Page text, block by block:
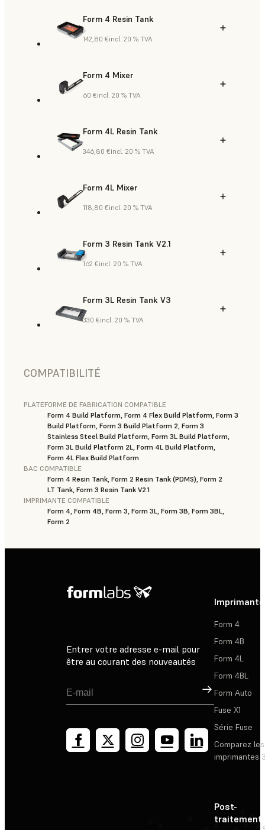
Form 4 Resin Tank
142,80 €incl. 20 % TVA
Form 4 Mixer
60 €incl. 20 % TVA
Form 4L Resin Tank
346,80 €incl. 20 % TVA
Form 4L Mixer
118,80 €incl. 20 % TVA
Form 3 Resin Tank V2.1
162 €incl. 20 % TVA
Form 3L Resin Tank V3
330 €incl. 20 % TVA
COMPATIBILITÉ
PLATEFORME DE FABRICATION COMPATIBLE
Form 4 Build Platform, Form 4 Flex Build Platform, Form 3
Build Platform, Form 3 Build Platform 2, Form 3
Stainless Steel Build Platform, Form 3L Build Platform,
Form 3L Build Platform 2L, Form 4L Build Platform,
Form 4L Flex Build Platform
BAC COMPATIBLE
Form 4 Resin Tank, Form 2 Resin Tank (PDMS), Form 2
LT Tank, Form 3 Resin Tank V2.1
IMPRIMANTE COMPATIBLE
Form 4, Form 4B, Form 3, Form 3L, Form 3B, Form 3BL,
Form 2
Entrer votre adresse e-mail pour
être au courant des nouveautés
Inscription
Form 4
Form 4B
Form 4L
Form 4BL
Form Auto
Fuse X1
Série Fuse
Comparez les
imprimantes
Post-
traitement